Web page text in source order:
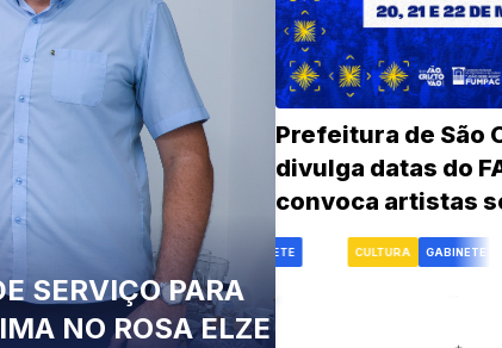
SERVIÇO PARA
NO ROSA ELZE
Prefeitura de São
divulga datas do
convoca artistas
credenciamento
GABINETE CULTURA GABINETE